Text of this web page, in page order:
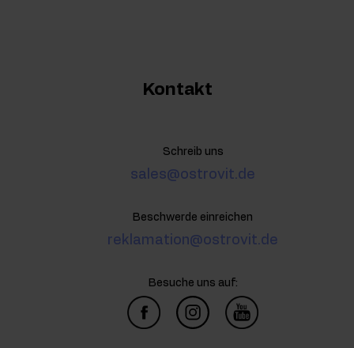
Kontakt
Schreib uns
sales@ostrovit.de
Beschwerde einreichen
reklamation@ostrovit.de
Besuche uns auf: